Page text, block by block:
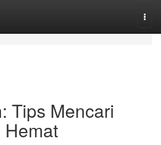
Tips Mencari